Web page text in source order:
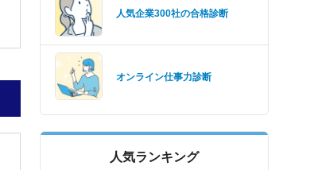
人気企業300社の合格診断
オンライン仕事力診断
人気ランキング